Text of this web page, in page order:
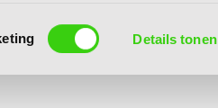
Details tonen